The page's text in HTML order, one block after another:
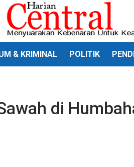
& KRIMINAL POLITIK
di